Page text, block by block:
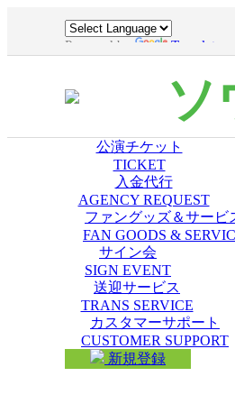
Powered by Translate
ソ
公演チケット
TICKET
入金代行
AGENCY REQUEST
ファングッズ＆サービ
FAN GOODS &
サイン会
SIGN EVENT
送迎サービス
TRANS SERVICE
カスタマーサポート
CUSTOMER SUPPORT
新規登録